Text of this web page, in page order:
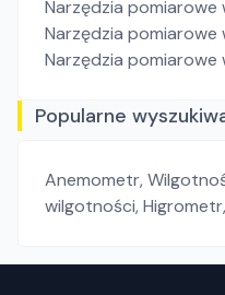
Narzędzia pomiarowe
Narzędzia pomiarowe
Narzędzia pomiarowe
Popularne
Anemometr,
wilgotności,Higrometr,